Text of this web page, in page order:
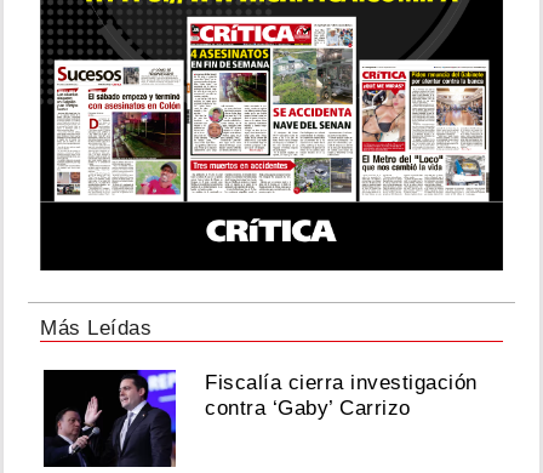
Más Leídas
Fiscalía cierra investigación
contra ‘Gaby’ Carrizo